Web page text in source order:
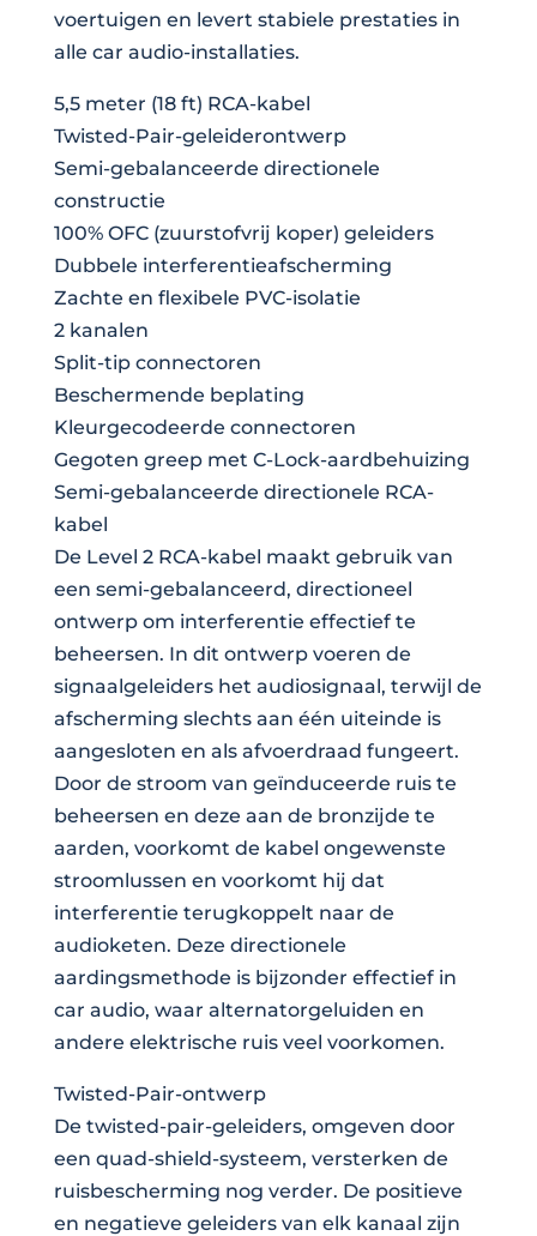
voertuigen en levert stabiele prestaties in
alle car audio-installaties.
5,5 meter (18 ft) RCA-kabel
Twisted-Pair-geleiderontwerp
Semi-gebalanceerde directionele
constructie
100% OFC (zuurstofvrij koper) geleiders
Dubbele interferentieafscherming
Zachte en flexibele PVC-isolatie
2 kanalen
Split-tip connectoren
Beschermende beplating
Kleurgecodeerde connectoren
Gegoten greep met C-Lock-aardbehuizing
Semi-gebalanceerde directionele RCA-
kabel
De Level 2 RCA-kabel maakt gebruik van
een semi-gebalanceerd, directioneel
ontwerp om interferentie effectief te
beheersen. In dit ontwerp voeren de
signaalgeleiders het audiosignaal, terwijl de
afscherming slechts aan één uiteinde is
aangesloten en als afvoerdraad fungeert.
Door de stroom van geïnduceerde ruis te
beheersen en deze aan de bronzijde te
aarden, voorkomt de kabel ongewenste
stroomlussen en voorkomt hij dat
interferentie terugkoppelt naar de
audioketen. Deze directionele
aardingsmethode is bijzonder effectief in
car audio, waar alternatorgeluiden en
andere elektrische ruis veel voorkomen.
Twisted-Pair-ontwerp
De twisted-pair-geleiders, omgeven door
een quad-shield-systeem, versterken de
ruisbescherming nog verder. De positieve
en negatieve geleiders van elk kanaal zijn